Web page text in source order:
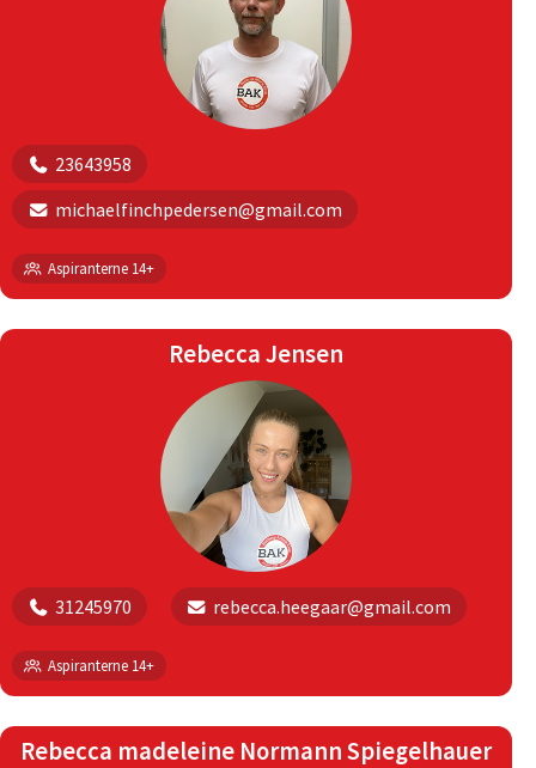
23643958
michaelfinchpedersen@gmail.com
Aspiranterne 14+
Rebecca Jensen
31245970 rebecca.heegaar@gmail.com
Aspiranterne 14+
Rebecca madeleine Normann Spiegelhauer